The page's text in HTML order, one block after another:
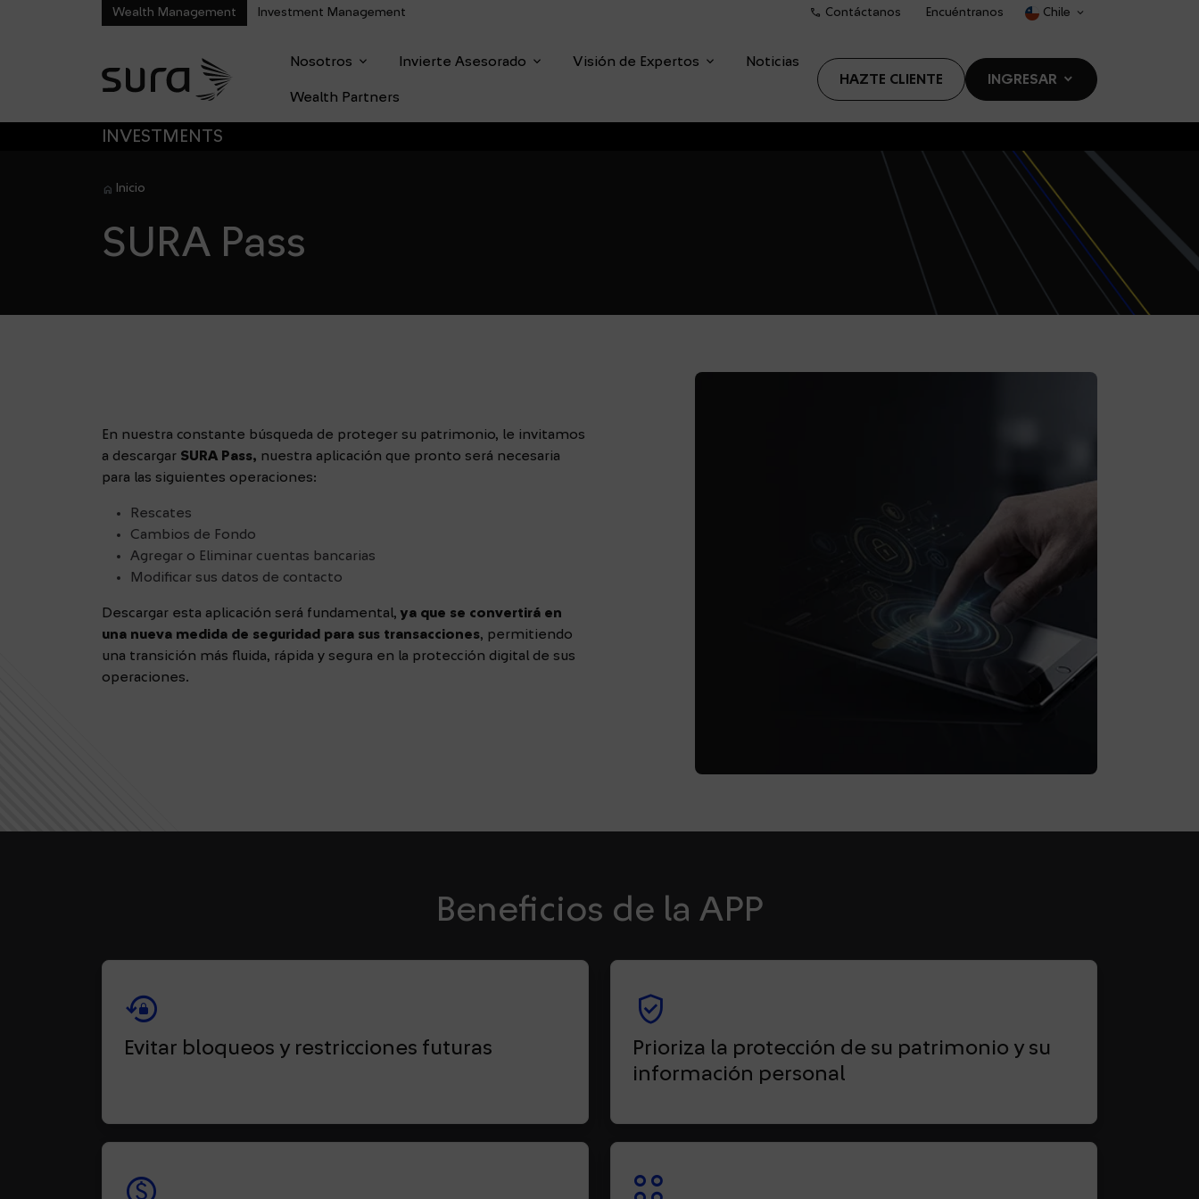
Wealth Management Investment Management call Contáctanos Encuéntranos Chile
dropdown
Main Menu
Nosotros
dropdown Invierte Asesorado
dropdown Visión de Expertos
dropdown Noticias
Wealth Partners
HAZTE CLIENTE INGRESARDROPDOWN
INVESTMENTS
Inicio
SURA Pass
En nuestra constante búsqueda de proteger su patrimonio, le invitamos
a descargar SURA Pass, nuestra aplicación que pronto será necesaria
para las siguientes operaciones:
Rescates
Cambios de Fondo
Agregar o Eliminar cuentas bancarias
Modificar sus datos de contacto
Descargar esta aplicación será fundamental,ya que se convertirá en
una nueva medida de seguridad para sus transacciones, permitiendo
una transición más fluida, rápida y segura en la protección digital de sus
operaciones.
Beneficios de la APP
lock_reset
Evitar bloqueos y restricciones futuras
verified_user
Prioriza la protección de su patrimonio y su
información personal